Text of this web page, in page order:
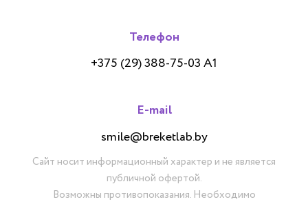
Телефон
+375 (29) 388-75-03 А1
E-mail
smile@breketlab.by
Сайт носит информационный характер и не является
публичной офертой.
Возможны противопоказания. Необходимо